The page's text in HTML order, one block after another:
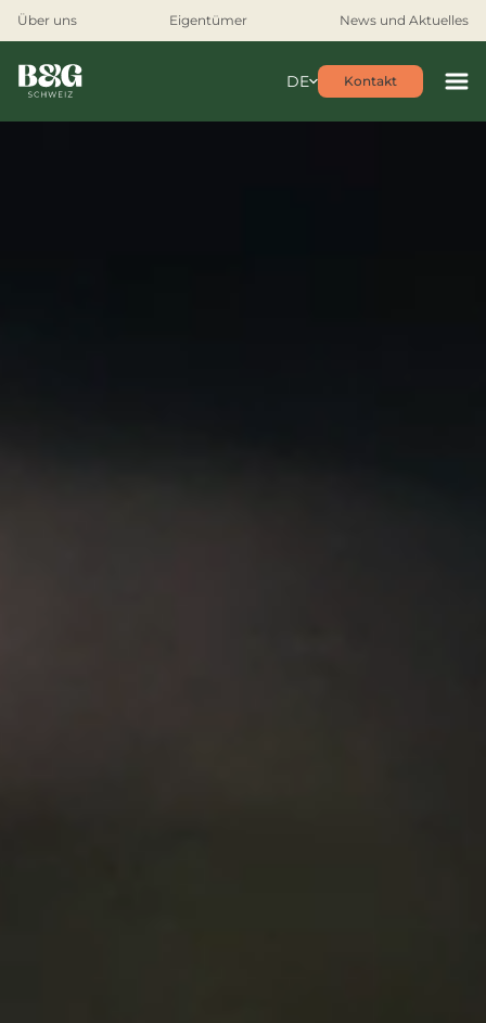
Über uns Eigentümer News und Aktuelles
DE Kontakt